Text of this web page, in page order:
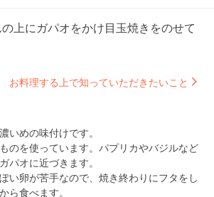
上にガパオをかけ目玉焼きをのせて
お料理する上で知っていただきたいこと
いめの味付けです。
のを使っています。パプリカやバジルなど
パオに近づきます。
い卵が苦手なので、焼き終わりにフタをし
ら食べます。